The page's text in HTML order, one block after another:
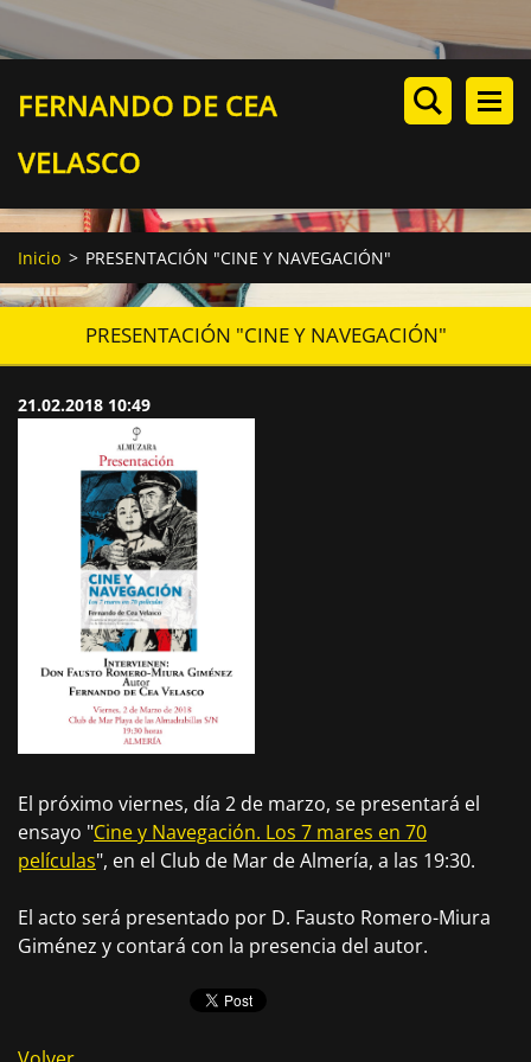
FERNANDO DE CEA
VELASCO
Inicio > PRESENTACIÓN "CINE Y NAVEGACIÓN"
PRESENTACIÓN "CINE Y NAVEGACIÓN"
21.02.2018 10:49
El próximo viernes, día 2 de marzo, se presentará el
ensayo "Cine y Navegación. Los 7 mares en 70
películas", en el Club de Mar de Almería, a las 19:30.
El acto será presentado por D. Fausto Romero-Miura
Giménez y contará con la presencia del autor.